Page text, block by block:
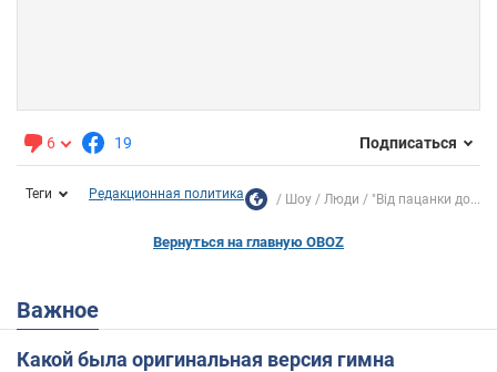
6 19 Подписаться
Теги Редакционная политика Шоу Люди "Від пацанки до...
Вернуться на главную OBOZ
Важное
Какой была оригинальная версия гимна